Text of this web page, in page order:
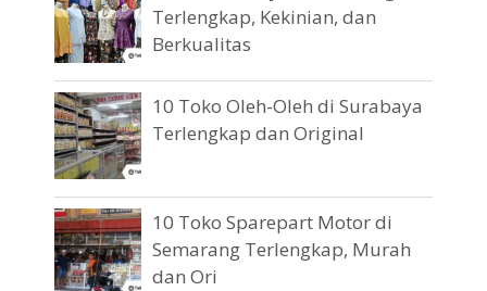
Terlengkap, Kekinian, dan
Berkualitas
10 Toko Oleh-Oleh di Surabaya
Terlengkap dan Original
10 Toko Sparepart Motor di
Semarang Terlengkap, Murah
dan Ori